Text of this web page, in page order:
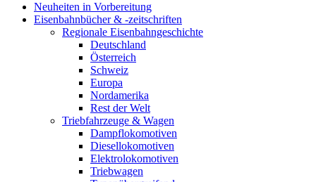
Neuheiten in Vorbereitung
Eisenbahnbücher & -zeitschriften
Regionale Eisenbahngeschichte
Deutschland
Österreich
Schweiz
Europa
Nordamerika
Rest der Welt
Triebfahrzeuge & Wagen
Dampflokomotiven
Diesellokomotiven
Elektrolokomotiven
Triebwagen